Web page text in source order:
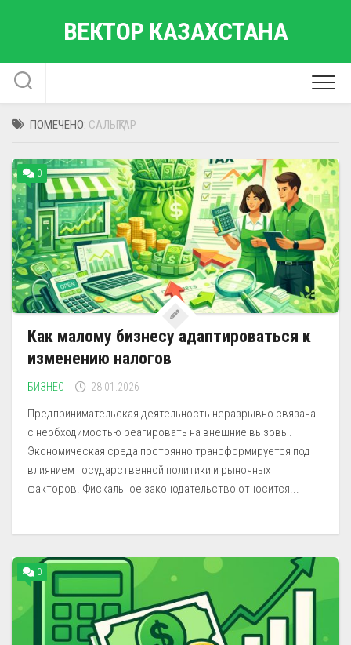
ВЕКТОР КАЗАХСТАНА
ПОМЕЧЕНО: САЛЫҚТАР
0
Как малому бизнесу адаптироваться к
изменению налогов
БИЗНЕС 28.01.2026
Предпринимательская деятельность неразрывно связана
с необходимостью реагировать на внешние вызовы.
Экономическая среда постоянно трансформируется под
влиянием государственной политики и рыночных
факторов. Фискальное законодательство относится...
0